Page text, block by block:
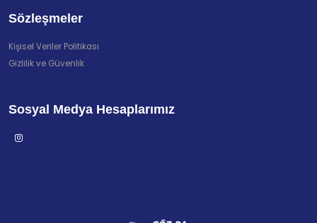
Sözleşmeler
Kişisel Veriler Politikası
Gizlilik ve Güvenlik
Sosyal Medya Hesaplarımız